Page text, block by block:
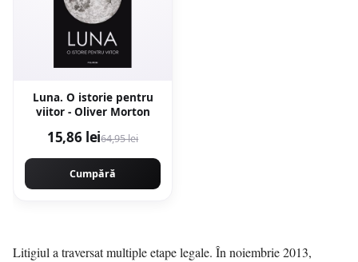
Luna. O istorie pentru
viitor - Oliver Morton
15,86 lei64,95 lei
Cumpără
Litigiul a traversat multiple etape legale. În noiembrie 2013,